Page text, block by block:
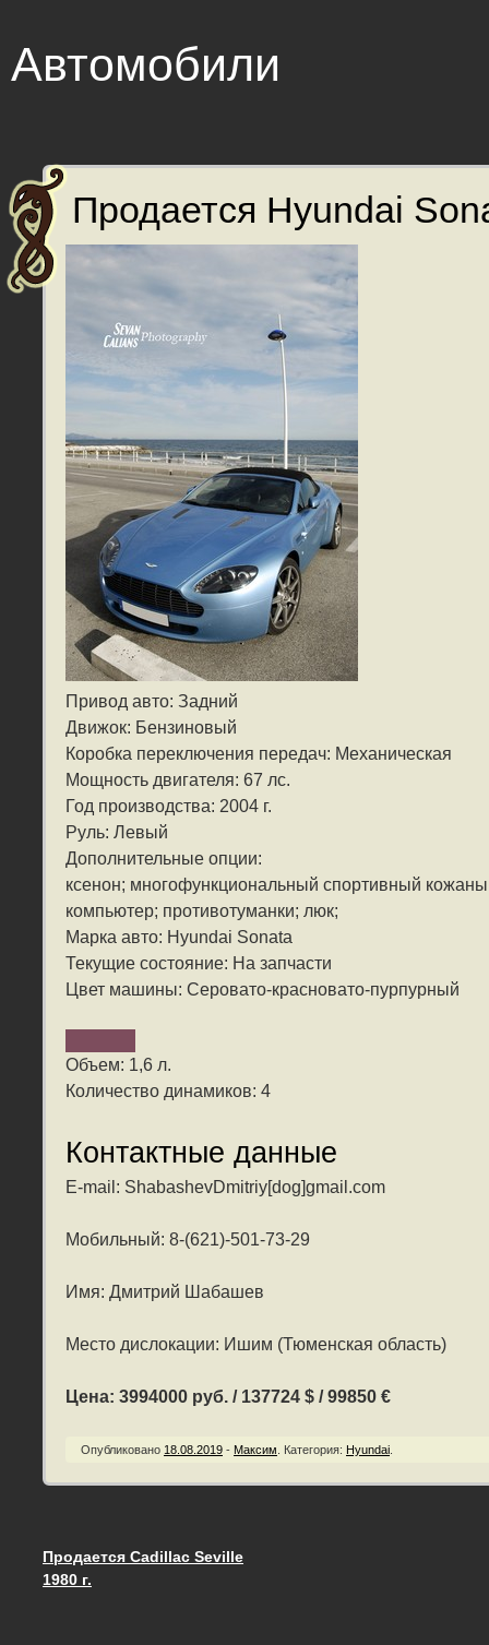
Автомобили
Продается Hyundai
Привод авто: Задний
Движок: Бензиновый
Коробка переключения передач: Механическая
Мощность двигателя: 67 лс.
Год производства: 2004 г.
Руль: Левый
Дополнительные опции:
ксенон; многофункциональный спортивный
компьютер; противотуманки; люк;
Марка авто: Hyundai Sonata
Текущие состояние: На запчасти
Цвет машины: Серовато-красновато-пурпурный
Объем: 1,6 л.
Количество динамиков: 4
Контактные данные
E-mail: ShabashevDmitriy[dog]gmail.com
Мобильный: 8-(621)-501-73-29
Имя: Дмитрий Шабашев
Место дислокации: Ишим (Тюменская область)
Цена: 3994000 руб. / 137724 $ / 99850 €
Опубликовано 18.08.2019 - Максим Категория: Hyundai
Запись навигация
Продается Cadillac Seville
1980 г.